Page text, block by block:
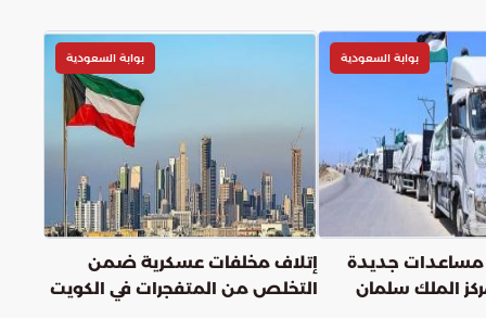
بوابة السعودية
جديدة
الملك سلمان
بوابة السعودية
إتلاف مخلفات عسكرية ضمن
التخلص من المتفجرات في الكويت